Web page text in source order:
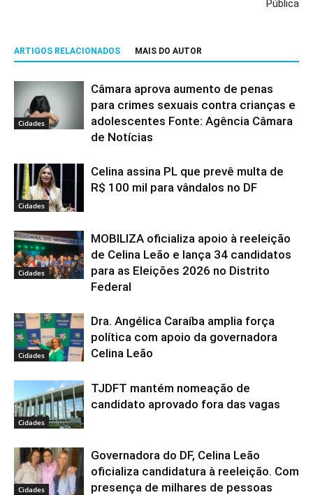
Pública
ARTIGOS RELACIONADOS MAIS DO AUTOR
Cidades
Câmara aprova aumento de penas
para crimes sexuais contra crianças e
adolescentes Fonte: Agência Câmara
de Notícias
Cidades
Celina assina PL que prevê multa de
R$ 100 mil para vândalos no DF
Cidades
MOBILIZA oficializa apoio à reeleição
de Celina Leão e lança 34 candidatos
para as Eleições 2026 no Distrito
Federal
Cidades
Dra. Angélica Caraíba amplia força
política com apoio da governadora
Celina Leão
Cidades
TJDFT mantém nomeação de
candidato aprovado fora das vagas
Cidades
Governadora do DF, Celina Leão
oficializa candidatura à reeleição. Com
presença de milhares de pessoas